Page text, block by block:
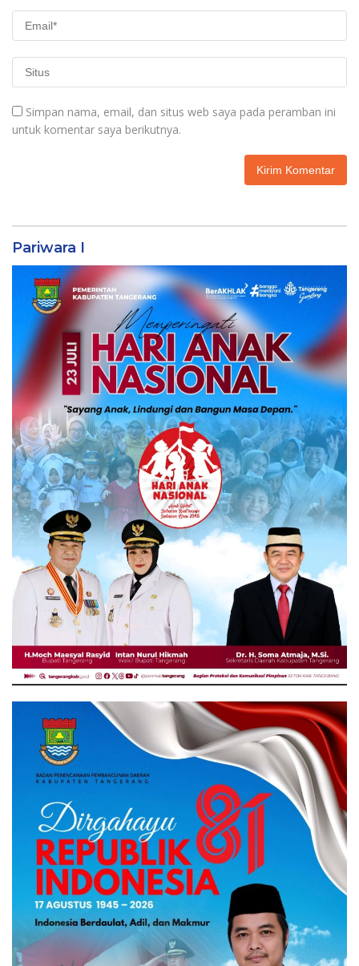
Simpan nama, email, dan situs web saya pada peramban ini
untuk komentar saya berikutnya.
Pariwara I